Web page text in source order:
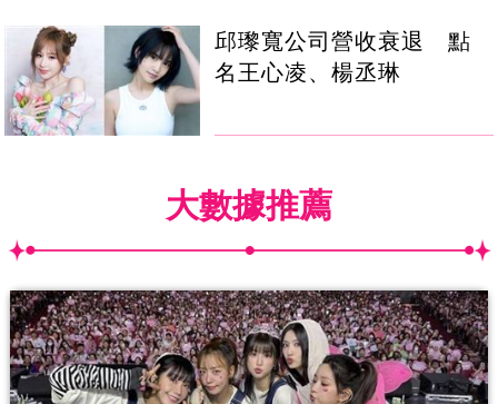
邱瓈寬公司營收衰退 點
名王心凌、楊丞琳
大數據推薦